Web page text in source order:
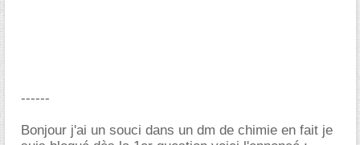
------
Bonjour j'ai un souci dans un dm de chimie en fait je